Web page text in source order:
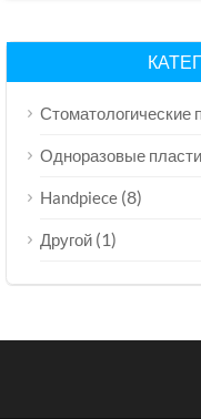
Одноразовые
Handpiece (8)
Другой (1)